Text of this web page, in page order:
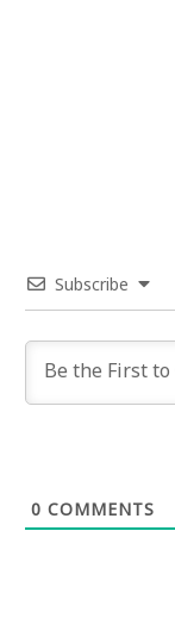
Subscribe
0 COMMENTS